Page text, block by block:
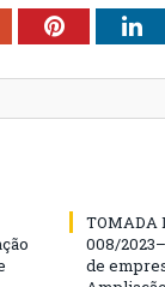
Pinterest
TOMADA
008/
de